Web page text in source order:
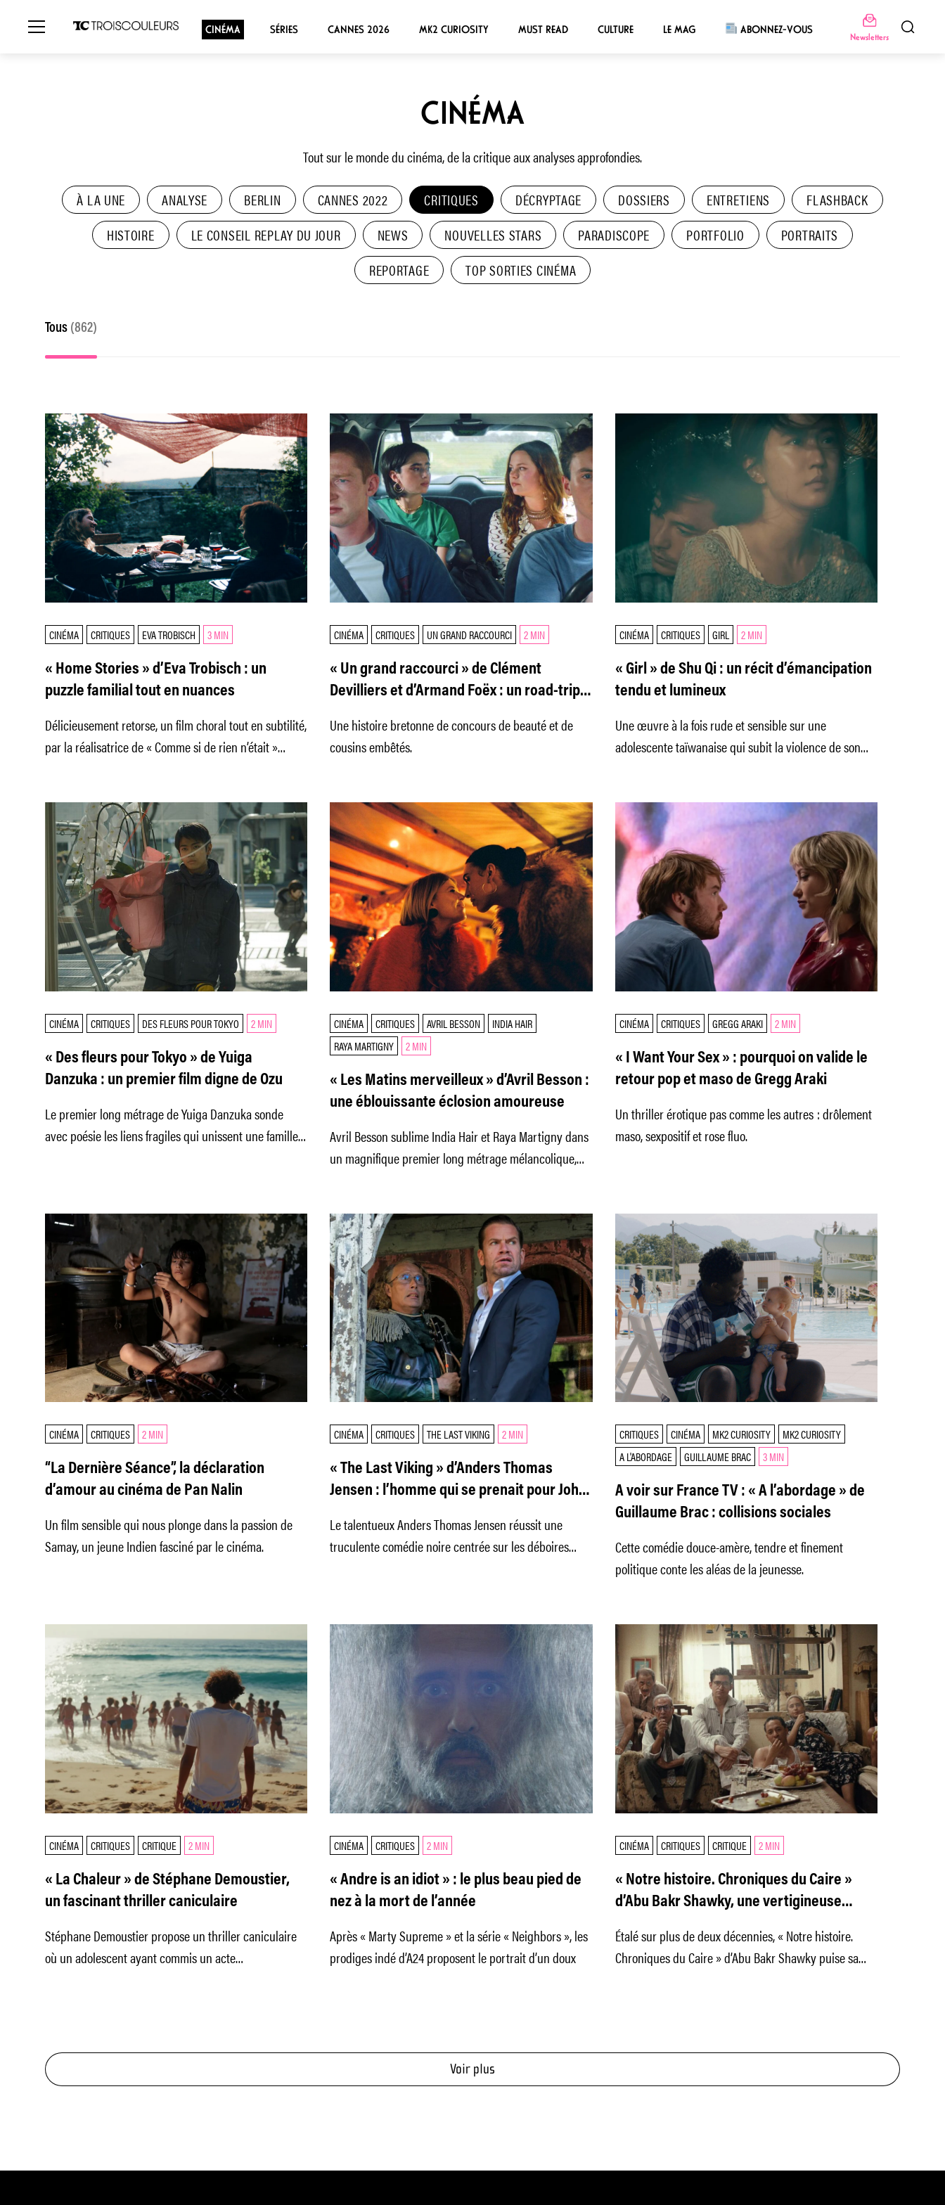
CINÉMA SÉRIES CANNES 2026 MK2 CURIOSITY MUST READ CULTURE LE MAG ABONNEZ-VOUS
Newsletters
CINÉMA
Tout sur le monde du cinéma, de la critique aux analyses approfondies.
À LA UNE ANALYSE BERLIN CANNES 2022 CRITIQUES DÉCRYPTAGE DOSSIERS ENTRETIENS
FLASHBACK
HISTOIRE
LE CONSEIL REPLAY DU JOUR NEWS NOUVELLES STARS PARADISCOPE PORTFOLIO
PORTRAITS
REPORTAGE
TOP SORTIES CINÉMA
Tous (862)
CINÉMA CRITIQUES EVA TROBISCH 3 MIN
« Home Stories » d’Eva Trobisch : un
puzzle familial tout en nuances
Délicieusement retorse, un film choral tout en subtilité,
par la réalisatrice de « Comme si de rien n’était »
CINÉMA CRITIQUES UN GRAND RACCOURCI 2 MIN
« Un grand raccourci » de Clément
Devilliers et d’Armand Foëx : un road-trip
Une histoire bretonne de concours de beauté et de
cousins embêtés.
CINÉMA CRITIQUES GIRL 2 MIN
« Girl » de Shu Qi : un récit d’émancipation
tendu et lumineux
Une œuvre à la fois rude et sensible sur une
adolescente taïwanaise qui subit la violence de son
CINÉMA CRITIQUES DES FLEURS POUR TOKYO 2 MIN
« Des fleurs pour Tokyo » de Yuiga
Danzuka : un premier film digne de Ozu
Le premier long métrage de Yuiga Danzuka sonde
avec poésie les liens fragiles qui unissent une famille
CINÉMA CRITIQUES AVRIL BESSON
INDIA HAIR
RAYA MARTIGNY
2 MIN
« Les Matins merveilleux » d’Avril Besson :
une éblouissante éclosion amoureuse
Avril Besson sublime India Hair et Raya Martigny dans
un magnifique premier long métrage mélancolique,
CINÉMA CRITIQUES GREGG ARAKI 2 MIN
« I Want Your Sex » : pourquoi on valide le
retour pop et maso de Gregg Araki
Un thriller érotique pas comme les autres : drôlement
maso, sexpositif et rose fluo.
CINÉMA CRITIQUES 2 MIN
“La Dernière Séance”, la déclaration
d’amour au cinéma de Pan Nalin
Un film sensible qui nous plonge dans la passion de
Samay, un jeune Indien fasciné par le cinéma.
CINÉMA CRITIQUES THE LAST VIKING 2 MIN
« The Last Viking » d’Anders Thomas
Jensen : l’homme qui se prenait pour John
Le talentueux Anders Thomas Jensen réussit une
truculente comédie noire centrée sur les déboires
CRITIQUES CINÉMA MK2 CURIOSITY
MK2 CURIOSITY
A L'ABORDAGE
GUILLAUME BRAC 3 MIN
A voir sur France TV : « A l’abordage » de
Guillaume Brac : collisions sociales
Cette comédie douce-amère, tendre et finement
politique conte les aléas de la jeunesse.
CINÉMA CRITIQUES CRITIQUE 2 MIN
« La Chaleur » de Stéphane Demoustier,
un fascinant thriller caniculaire
Stéphane Demoustier propose un thriller caniculaire
où un adolescent ayant commis un acte
CINÉMA CRITIQUES 2 MIN
« Andre is an idiot » : le plus beau pied de
nez à la mort de l’année
Après « Marty Supreme » et la série « Neighbors », les
prodiges indé d’A24 proposent le portrait d’un doux
CINÉMA CRITIQUES CRITIQUE 2 MIN
« Notre histoire. Chroniques du Caire »
d’Abu Bakr Shawky, une vertigineuse
Étalé sur plus de deux décennies, « Notre histoire.
Chroniques du Caire » d’Abu Bakr Shawky puise sa
Voir plus